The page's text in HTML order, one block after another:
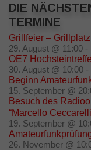
DIE
TERMINE
Grillfeier –
29. August @ 11:00 -
OE7
30. August @ 10:00 -
Beginn
15. September @
Besuch des
“Marcello
19. September @
26. November @